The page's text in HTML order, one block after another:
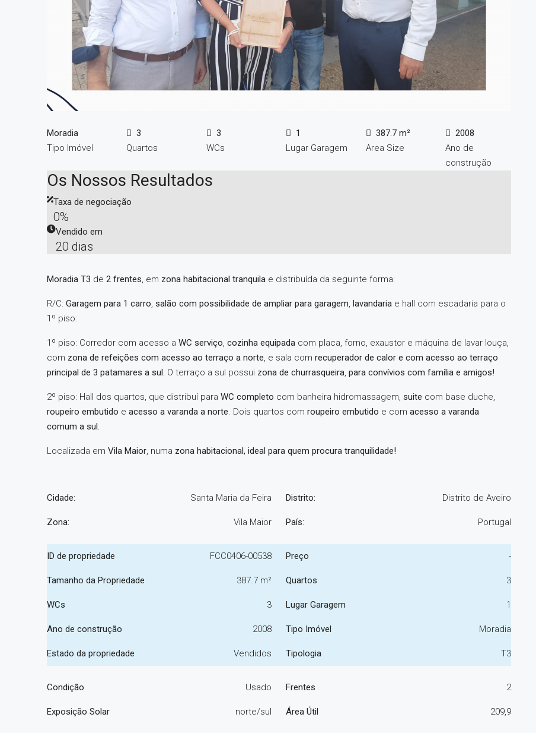
Moradia
Tipo Imóvel
3
Quartos
3
WCs
1
Lugar Garagem
387.7 m²
Area Size
2008
Ano de
construção
Os Nossos Resultados
Taxa de negociação
0%
Vendido em
20 dias
Moradia T3 de 2 frentes, em zona habitacional tranquila e distribuída da seguinte forma:
R/C: Garagem para 1 carro, salão com possibilidade de ampliar para garagem, lavandaria e hall com escadaria para o
1º piso:
1º piso: Corredor com acesso a WC serviço, cozinha equipada com placa, forno, exaustor e máquina de lavar louça,
com zona de refeições com acesso ao terraço a norte, e sala com recuperador de calor e com acesso ao terraço
principal de 3 patamares a sul. O terraço a sul possui zona de churrasqueira, para convívios com família e amigos!
2º piso: Hall dos quartos, que distribuí para WC completo com banheira hidromassagem, suite com base duche,
roupeiro embutido e acesso a varanda a norte. Dois quartos com roupeiro embutido e com acesso a varanda
comum a sul.
Localizada em Vila Maior, numa zona habitacional, ideal para quem procura tranquilidade!
Cidade: Santa Maria da Feira Distrito: Distrito de Aveiro
Zona: Vila Maior País: Portugal
ID de propriedade FCC0406-00538 Preço -
Tamanho da Propriedade 387.7 m² Quartos 3
WCs 3 Lugar Garagem 1
Ano de construção 2008 Tipo Imóvel Moradia
Estado da propriedade Vendidos Tipologia T3
Condição Usado Frentes 2
Exposição Solar norte/sul Área Útil 209,9